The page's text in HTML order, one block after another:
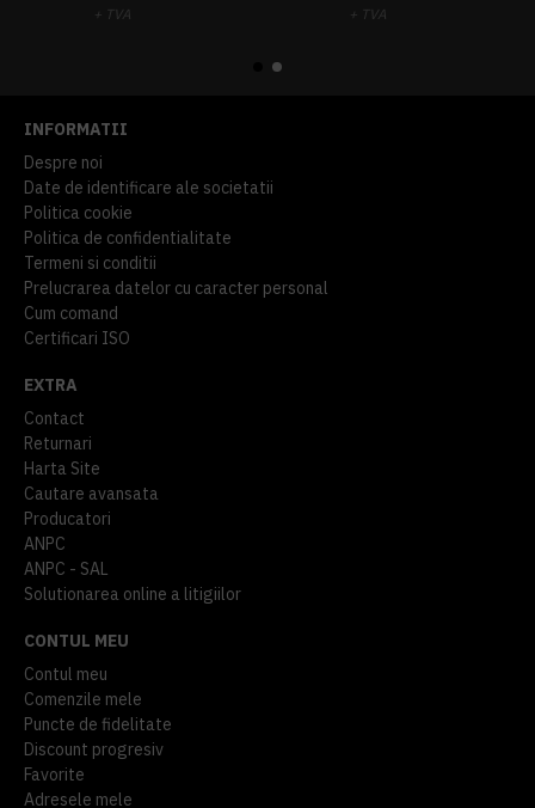
+ TVA
+ TVA
INFORMATII
Despre noi
Date de identificare ale societatii
Politica cookie
Politica de confidentialitate
Termeni si conditii
Prelucrarea datelor cu caracter personal
Cum comand
Certificari ISO
EXTRA
Contact
Returnari
Harta Site
Cautare avansata
Producatori
ANPC
ANPC - SAL
Solutionarea online a litigiilor
CONTUL MEU
Contul meu
Comenzile mele
Puncte de fidelitate
Discount progresiv
Favorite
Adresele mele